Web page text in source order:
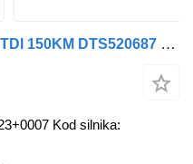
Двигун Volkswagen DTS 2.0 TDI 150KM DTS520687 до автомобіля Volkswagen Golf VIII Passat B8 Tiguan
Kod silnika: